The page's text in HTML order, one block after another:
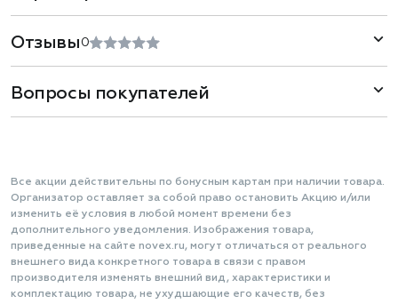
Отзывы 0
Вопросы покупателей
Все акции действительны по бонусным картам при наличии товара.
Организатор оставляет за собой право остановить Акцию и/или
изменить её условия в любой момент времени без
дополнительного уведомления. Изображения товара,
приведенные на сайте novex.ru, могут отличаться от реального
внешнего вида конкретного товара в связи с правом
производителя изменять внешний вид, характеристики и
комплектацию товара, не ухудшающие его качеств, без